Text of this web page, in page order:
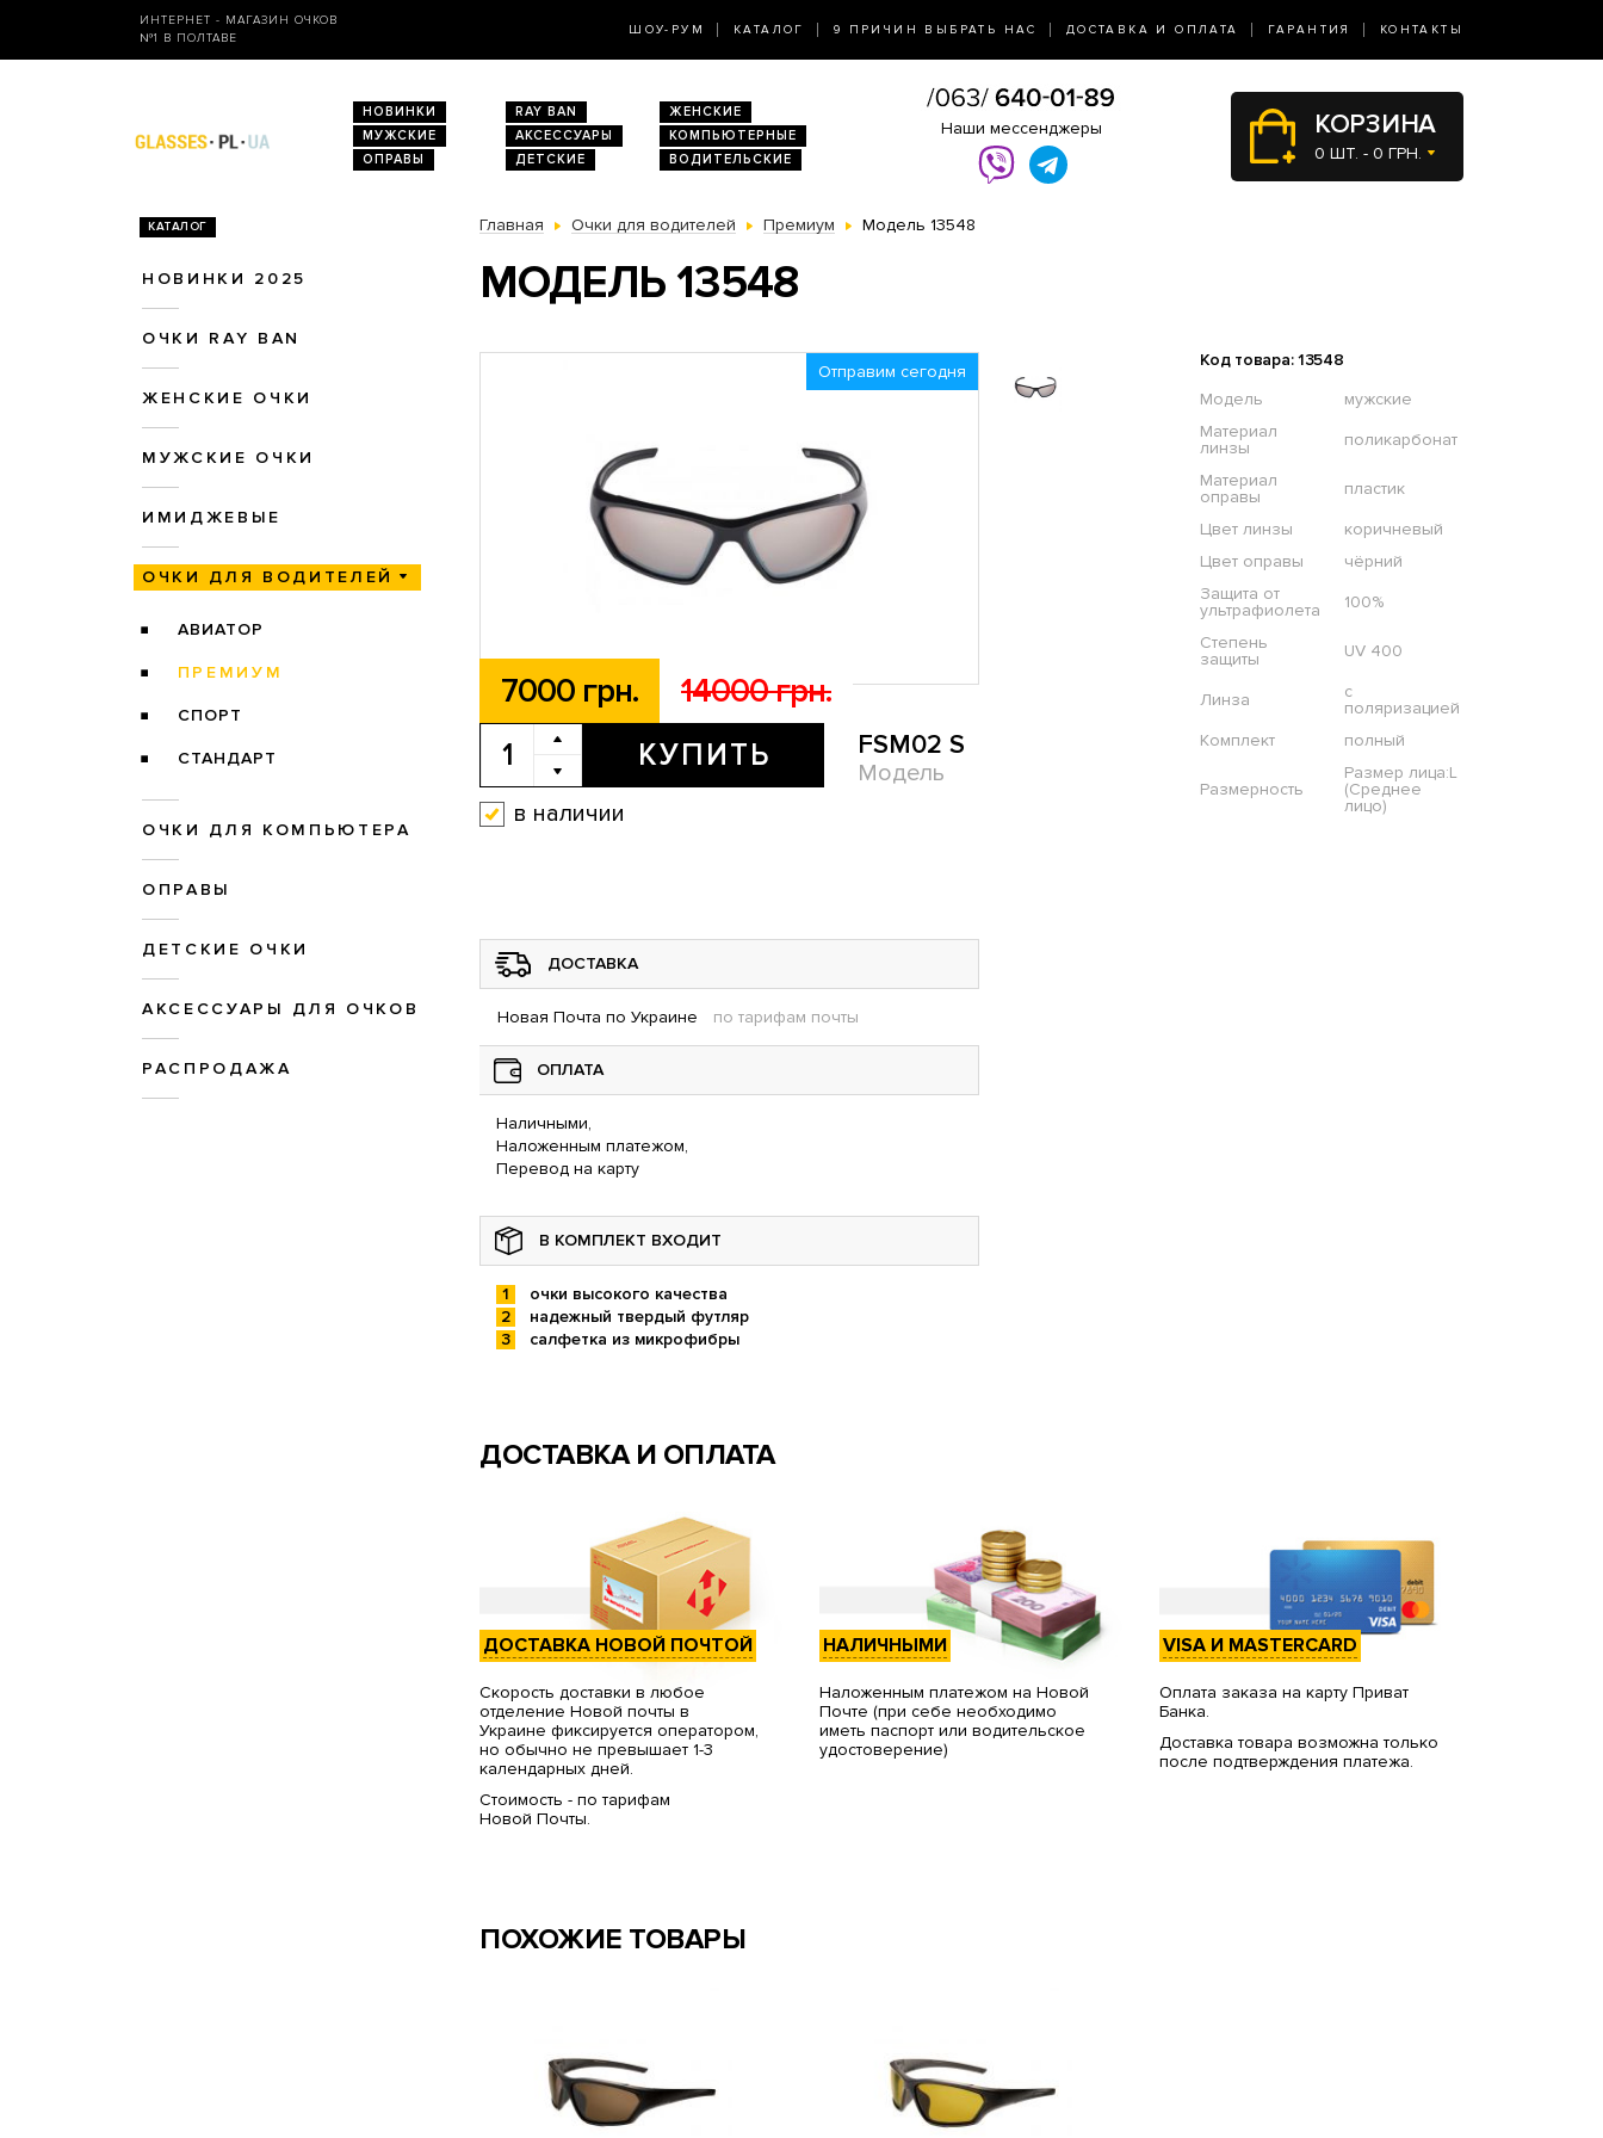
ИНТЕРНЕТ - МАГАЗИН ОЧКОВ
№1 В ПОЛТАВЕ
ШОУ-РУМ КАТАЛОГ 9 ПРИЧИН ВЫБРАТЬ НАС ДОСТАВКА И ОПЛАТА ГАРАНТИЯ КОНТАКТЫ
НОВИНКИ RAY BAN
ЖЕНСКИЕ
МУЖСКИЕ
АКСЕССУАРЫ
КОМПЬЮТЕРНЫЕ
ОПРАВЫ
ДЕТСКИЕ ВОДИТЕЛЬСКИЕ
Наши мессенджеры КОРЗИНА
0 ШТ. - 0 ГРН.
КАТАЛОГ
НОВИНКИ 2025
ОЧКИ RAY BAN
ЖЕНСКИЕ ОЧКИ
МУЖСКИЕ ОЧКИ
ИМИДЖЕВЫЕ
ОЧКИ ДЛЯ ВОДИТЕЛЕЙ
АВИАТОР
ПРЕМИУМ
СПОРТ
СТАНДАРТ
ОЧКИ ДЛЯ КОМПЬЮТЕРА
ОПРАВЫ
ДЕТСКИЕ ОЧКИ
АКСЕССУАРЫ ДЛЯ ОЧКОВ
РАСПРОДАЖА
Главная Очки для водителей Премиум Модель 13548
МОДЕЛЬ 13548
Отправим сегодня
7000 грн. 14000 грн.
КУПИТЬ FSM02 S
Модель
в наличии
Код товара: 13548
Модель
мужские
Материал
линзы
поликарбонат
Материал
оправы
пластик
Цвет линзы
коричневый
Цвет оправы
чёрний
Защита от
ультрафиолета
100%
Степень
защиты
UV 400
Линза
с
поляризацией
Комплект
полный
Размерность
Размер лица:L
(Среднее
лицо)
ДОСТАВКА
Новая Почта по Украине по тарифам почты
ОПЛАТА
Наличными,
Наложенным платежом,
Перевод на карту
В КОМПЛЕКТ ВХОДИТ
очки высокого качества
надежный твердый футляр
салфетка из микрофибры
ДОСТАВКА И ОПЛАТА
ДОСТАВКА НОВОЙ ПОЧТОЙ
Скорость доставки в любое
отделение Новой почты в
Украине фиксируется оператором,
но обычно не превышает 1-3
календарных дней.
Стоимость - по тарифам
Новой Почты.
НАЛИЧНЫМИ
Наложенным платежом на Новой
Почте (при себе необходимо
иметь паспорт или водительское
удостоверение)
VISA И MASTERCARD
Оплата заказа на карту Приват
Банка.
Доставка товара возможна только
после подтверждения платежа.
ПОХОЖИЕ ТОВАРЫ